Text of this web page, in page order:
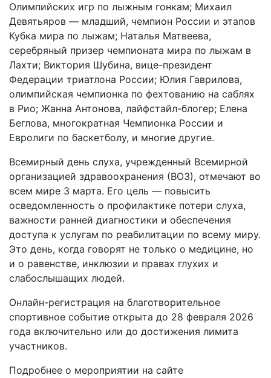
Олимпийских игр по лыжным гонкам; Михаил
Девятьяров — младший, чемпион России и этапов
Кубка мира по лыжам; Наталья Матвеева,
серебряный призер чемпионата мира по лыжам в
Лахти; Виктория Шубина, вице-президент
Федерации триатлона России; Юлия Гаврилова,
олимпийская чемпионка по фехтованию на саблях
в Рио; Жанна Антонова, лайфстайл-блогер; Елена
Беглова, многократная Чемпионка России и
Евролиги по баскетболу, и многие другие.
Всемирный день слуха, учрежденный Всемирной
организацией здравоохранения (ВОЗ), отмечают во
всем мире 3 марта. Его цель — повысить
осведомленность о профилактике потери слуха,
важности ранней диагностики и обеспечения
доступа к услугам по реабилитации по всему миру.
Это день, когда говорят не только о медицине, но
и о равенстве, инклюзии и правах глухих и
слабослышащих людей.
Онлайн-регистрация на благотворительное
спортивное событие открыта до 28 февраля 2026
года включительно или до достижения лимита
участников.
Подробнее о мероприятии на сайте